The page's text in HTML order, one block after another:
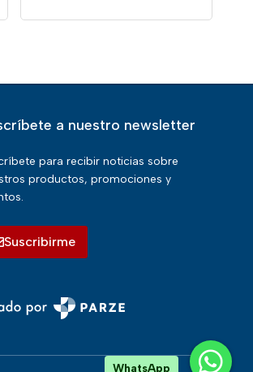
a nuestro newsletter
para recibir noticias sobre
productos, promociones y
Suscribirme
WhatsApp